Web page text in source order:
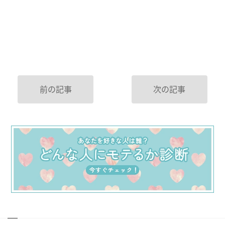
前の記事 次の記事